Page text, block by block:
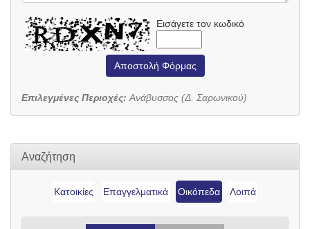
Εισάγετε τον κωδικό
Αποστολή Φόρμας
Επιλεγμένες Περιοχές: Ανάβυσσος (Δ. Σαρωνικού)
Αναζήτηση
Κατοικίες Επαγγελματικά Οικόπεδα Λοιπά